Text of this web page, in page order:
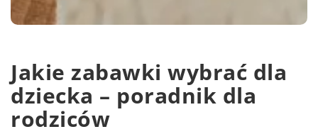
Jakie zabawki wybrać dla
dziecka – poradnik dla
rodziców